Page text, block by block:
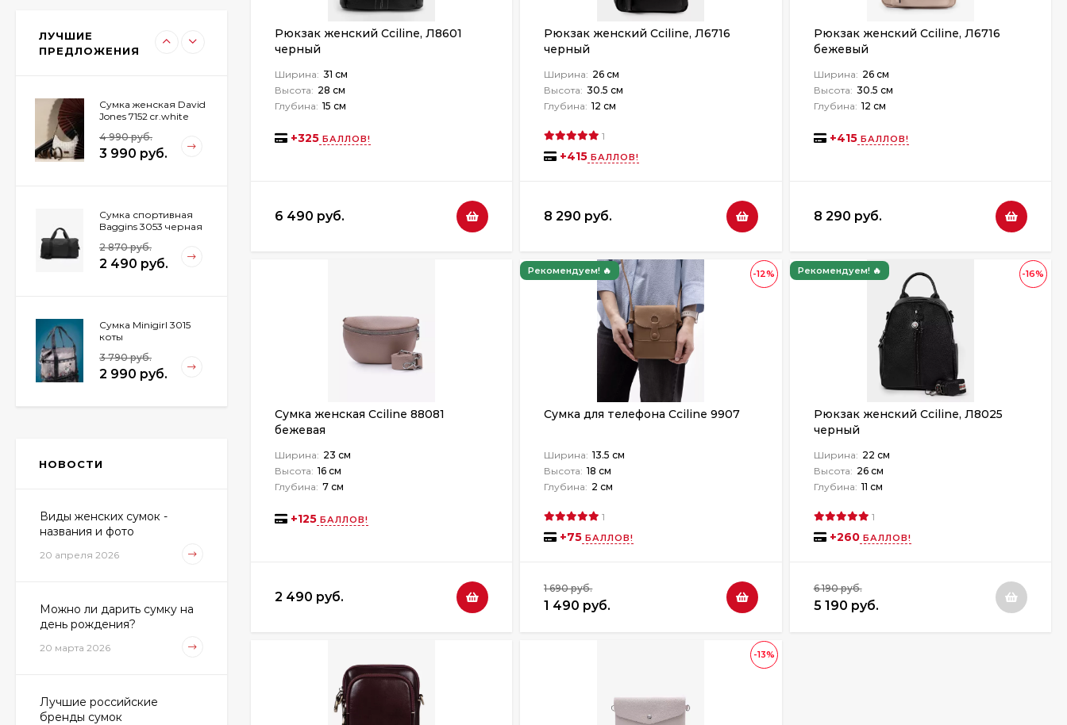
Рюкзак женский Cciline, Л8601
черный
Ширина: 31 см
Высота: 28 см
Глубина: 15 см
+325 БАЛЛОВ!
6 490 руб.
Рюкзак женский Cciline, Л6716
черный
Ширина: 26 см
Высота: 30.5 см
Глубина: 12 см
1
+415 БАЛЛОВ!
8 290 руб.
Рюкзак женский Cciline, Л6716
бежевый
Ширина: 26 см
Высота: 30.5 см
Глубина: 12 см
+415БАЛЛОВ!
8 290 руб.
Сумка женская Cciline 88081
бежевая
Ширина: 23 см
Высота: 16 см
Глубина: 7 см
+125 БАЛЛОВ!
2 490 руб.
-12%
Рекомендуем! 🔥
Сумка для телефона Cciline 9907
Ширина: 13.5 см
Высота: 18 см
Глубина: 2 см
1
+75 БАЛЛОВ!
1 690 руб.
1 490 руб.
-16%
Рекомендуем! 🔥
Рюкзак женский Cciline, Л8025
черный
Ширина: 22 см
Высота: 26 см
Глубина: 11 см
1
+260БАЛЛОВ!
6 190 руб.
5 190 руб.
-13%
ЛУЧШИЕ
ПРЕДЛОЖЕНИЯ
1 390 руб.
Сумка женская David
Jones 7152 cr.white
4 990 руб.
3 990 руб.
Сумка спортивная
Baggins 3053 черная
2 870 руб.
2 490 руб.
Сумка Minigirl 3015
коты
3 790 руб.
2 990 руб.
4 590 руб.
Jones P138-903
3 490 руб.
НОВОСТИ
Виды женских сумок -
названия и фото
20 апреля 2026
Можно ли дарить сумку на
день рождения?
20 марта 2026
Лучшие российские
бренды сумок